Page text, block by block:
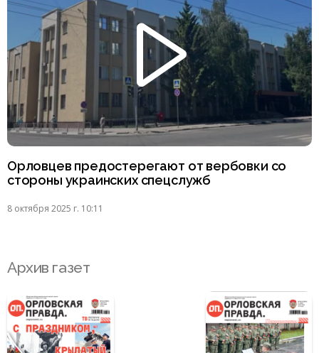
Орловцев предостерегают от вербовки со
стороны украинских спецслужб
8 октября 2025 г. 10:11
Архив газет